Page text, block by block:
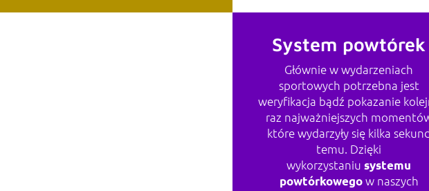
System powtórek
Głównie w wydarzeniach
sportowych potrzebna jest
weryfikacja bądź pokazanie
raz najważniejszych
które wydarzyły się kilka
temu. Dzięki
wykorzystaniu systemu
powtórkowegow naszych